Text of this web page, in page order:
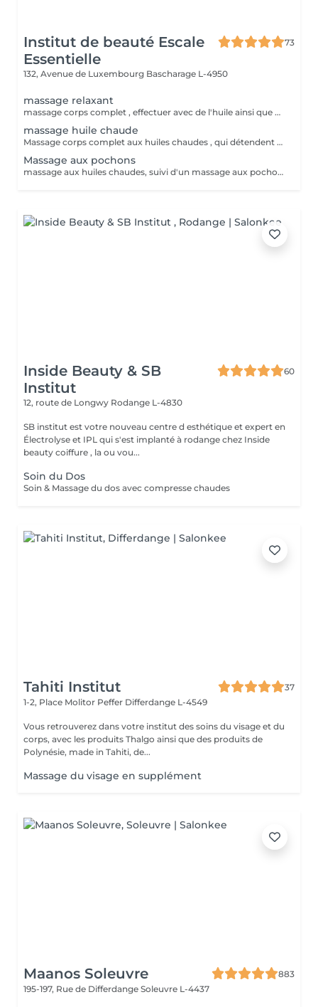
Institut de beauté Escale
Essentielle
73
132, Avenue de Luxembourg Bascharage L-4950
massage relaxant
massage corps complet , effectuer avec de l'huile ainsi que des effleurages et des pressions sur des zones de détente.
massage huile chaude
Massage corps complet aux huiles chaudes , qui détendent les muscles et provoque une sensation de bien-être.
Massage aux pochons
massage aux huiles chaudes, suivi d'un massage aux pochons chaud a la lavande.
Inside Beauty & SB
Institut
60
12, route de Longwy Rodange L-4830
SB institut est votre nouveau centre d esthétique et expert en
Électrolyse et IPL qui s'est implanté à rodange chez Inside
beauty coiffure , la ou vou...
Soin du Dos
Soin & Massage du dos avec compresse chaudes
Tahiti Institut
37
1-2, Place Molitor Peffer Differdange L-4549
Vous retrouverez dans votre institut des soins du visage et du
corps, avec les produits Thalgo ainsi que des produits de
Polynésie, made in Tahiti, de...
Massage du visage en supplément
Maanos Soleuvre
883
195-197, Rue de Differdange Soleuvre L-4437